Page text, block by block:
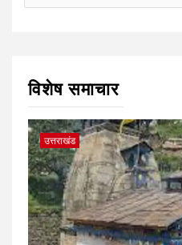
for:
विशेष समाचार
उत्तराखंड